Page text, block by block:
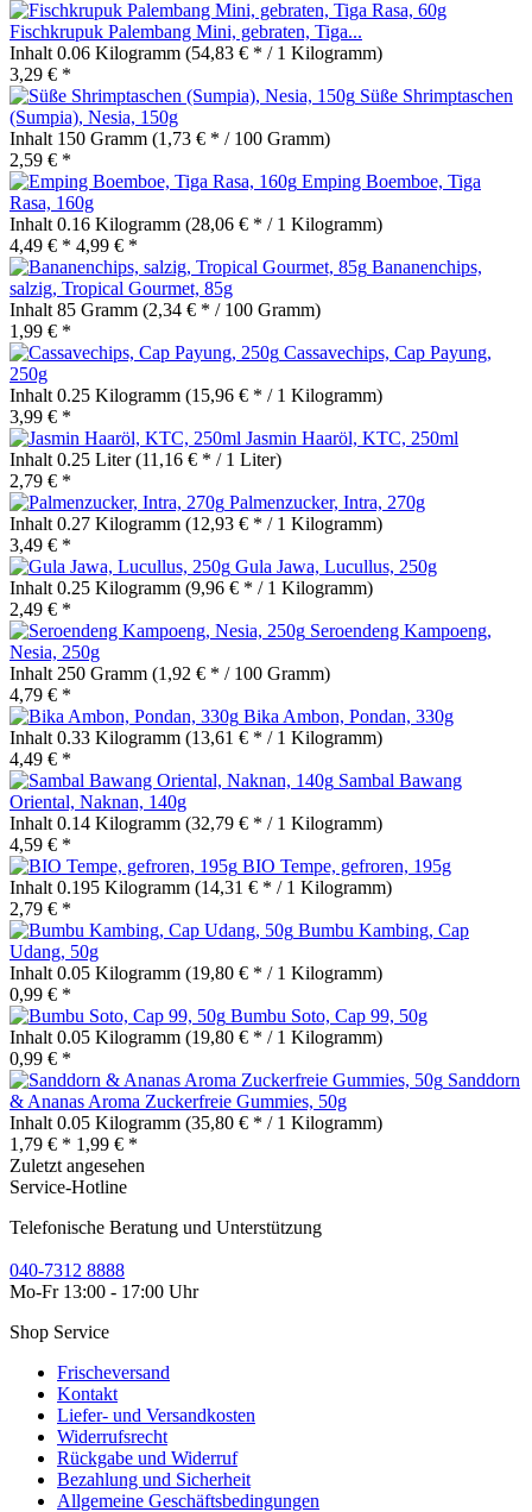
Fischkrupuk Palembang Mini, gebraten, Tiga...
Inhalt 0.06 Kilogramm (54,83 € * / 1 Kilogramm)
3,29 € *
Süße Shrimptaschen
(Sumpia), Nesia, 150g
Inhalt 150 Gramm (1,73 € * / 100 Gramm)
2,59 € *
Emping Boemboe, Tiga
Rasa, 160g
Inhalt 0.16 Kilogramm (28,06 € * / 1 Kilogramm)
4,49 € * 4,99 € *
Bananenchips,
salzig, Tropical Gourmet, 85g
Inhalt 85 Gramm (2,34 € * / 100 Gramm)
1,99 € *
Cassavechips, Cap Payung,
250g
Inhalt 0.25 Kilogramm (15,96 € * / 1 Kilogramm)
3,99 € *
Jasmin Haaröl, KTC, 250ml
Inhalt 0.25 Liter(11,16 € * / 1 Liter)
2,79 € *
Palmenzucker, Intra, 270g
Inhalt 0.27 Kilogramm (12,93 € * / 1 Kilogramm)
3,49 € *
Gula Jawa, Lucullus, 250g
Inhalt 0.25 Kilogramm (9,96 € * / 1 Kilogramm)
2,49 € *
Seroendeng Kampoeng,
Nesia, 250g
Inhalt 250 Gramm (1,92 € * / 100 Gramm)
4,79 € *
Bika Ambon, Pondan, 330g
Inhalt 0.33 Kilogramm (13,61 € * / 1 Kilogramm)
4,49 € *
Sambal Bawang
Oriental, Naknan, 140g
Inhalt 0.14 Kilogramm (32,79 € * / 1 Kilogramm)
4,59 € *
BIO Tempe, gefroren, 195g
Inhalt 0.195 Kilogramm (14,31 € * / 1 Kilogramm)
2,79 € *
Bumbu Kambing, Cap
Udang, 50g
Inhalt 0.05 Kilogramm (19,80 € * / 1 Kilogramm)
0,99 € *
Bumbu Soto, Cap 99, 50g
Inhalt 0.05 Kilogramm (19,80 € * / 1 Kilogramm)
0,99 € *
Sanddorn
& Ananas Aroma Zuckerfreie Gummies, 50g
Inhalt 0.05 Kilogramm (35,80 € * / 1 Kilogramm)
1,79 € * 1,99 € *
Zuletzt angesehen
Service-Hotline
Telefonische Beratung und Unterstützung
040-7312 8888
Mo-Fr 13:00 - 17:00 Uhr
Shop Service
Frischeversand
Kontakt
Liefer- und Versandkosten
Widerrufsrecht
Rückgabe und Widerruf
Bezahlung und Sicherheit
Allgemeine Geschäftsbedingungen